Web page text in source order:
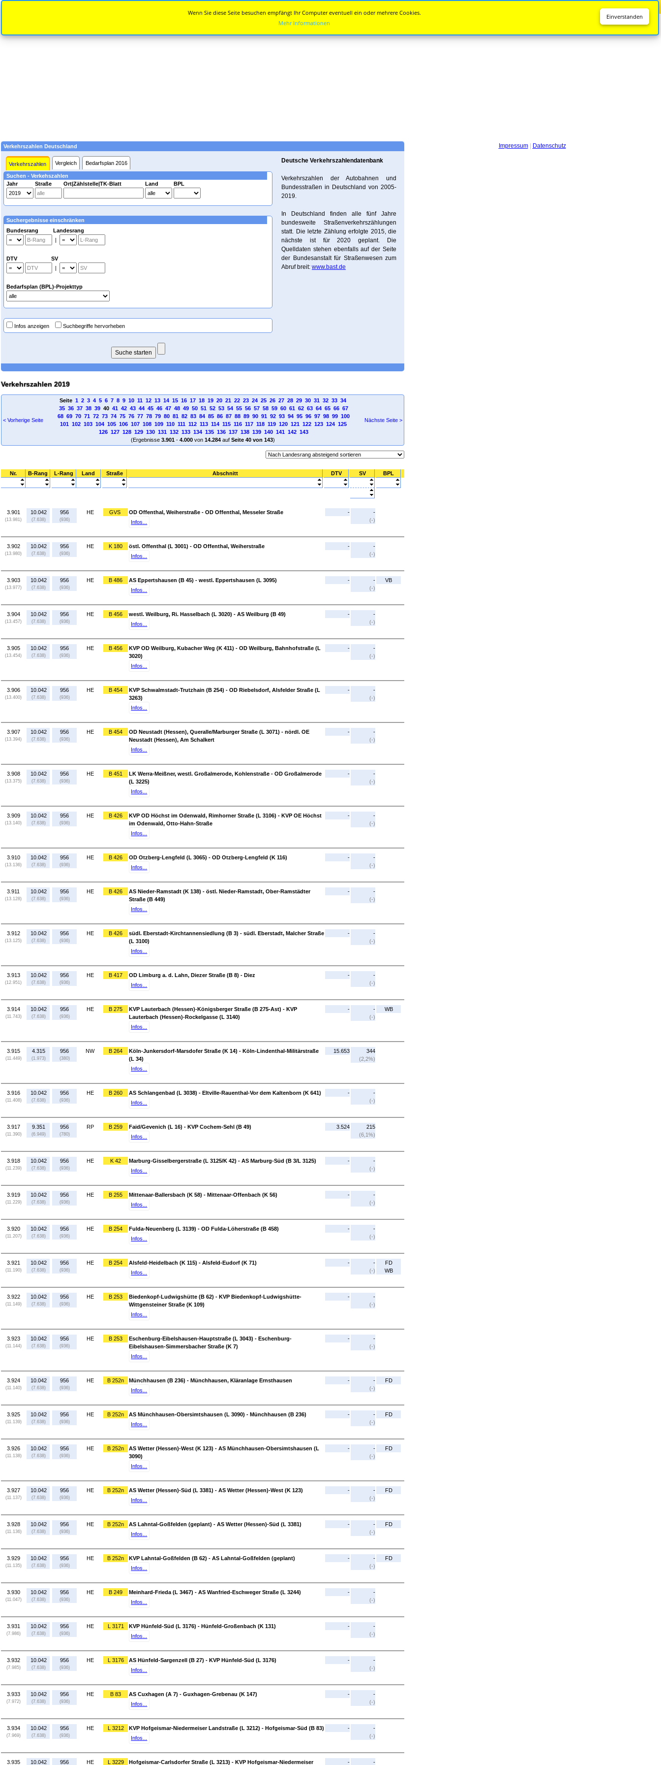
Verkehrszahlen Deutschland
Verkehrszahlen Vergleich Bedarfsplan 2016
Suchen - Verkehszahlen
Jahr
Straße Ort|Zählstelle|TK-Blatt Land BPL
Suchergebnisse einschränken
Bundesrang Landesrang
|
DTV SV
|
Bedarfsplan (BPL)-Projekttyp
Infos anzeigen Suchbegriffe hervorheben
Deutsche Verkehrszahlendatenbank
Verkehrszahlen der Autobahnen und
Bundesstraßen in Deutschland von 2005-
2019.
In Deutschland finden alle fünf Jahre
bundesweite Straßenverkehrszählungen
statt. Die letzte Zählung erfolgte 2015, die
nächste ist für 2020 geplant. Die
Quelldaten stehen ebenfalls auf der Seite
der Bundesanstalt für Straßenwesen zum
Abruf breit: www.bast.de
Verkehrszahlen 2019
< Vorherige Seite
Seite 1 2 3 4 5 6 7 8 9 10 11 12 13 14 15 16 17 18 19 20 21 22 23 24 25 26 27 28 29 30 31 32 33 34
35 36 37 38 3940 41 42 43 44 45 46 47 48 49 50 51 52 53 54 55 56 57 58 59 60 61 62 63 64 65 66 67
68 69 70 71 72 73 74 75 76 77 78 79 80 81 82 83 84 85 86 87 88 89 90 91 92 93 94 95 96 97 98 99 100
101 102 103 104 105 106 107 108 109 110 111 112 113 114 115 116 117 118 119 120 121 122 123 124 125
126 127 128 129 130 131 132 133 134 135 136 137 138 139 140 141 142 143
(Ergebnisse 3.901- 4.000von 14.284auf Seite 40 von 143)
Nächste Seite >
Nr. B-Rang L-Rang Land Straße Abschnitt DTV SV BPL
3.901
(13.981)
10.042
(7.638)
956
(936)
HE GVS
OD Offenthal, Weiherstraße - OD Offenthal, Messeler Straße
Infos...
-
-
(-)
3.902
(13.980)
10.042
(7.638)
956
(936)
HE K 180
östl. Offenthal (L 3001) - OD Offenthal, Weiherstraße
Infos...
-
-
(-)
3.903
(13.977)
10.042
(7.638)
956
(936)
HE B 486
AS Eppertshausen (B 45) - westl. Eppertshausen (L 3095)
Infos...
-
-
(-)
VB
3.904
(13.457)
10.042
(7.638)
956
(936)
HE B 456
westl. Weilburg, Ri. Hasselbach (L 3020) - AS Weilburg (B 49)
Infos...
-
-
(-)
3.905
(13.454)
10.042
(7.638)
956
(936)
HE B 456
KVP OD Weilburg, Kubacher Weg (K 411) - OD Weilburg, Bahnhofstraße (L
3020)
Infos...
-
-
(-)
3.906
(13.400)
10.042
(7.638)
956
(936)
HE B 454
KVP Schwalmstadt-Trutzhain (B 254) - OD Riebelsdorf, Alsfelder Straße (L
3263)
Infos...
-
-
(-)
3.907
(13.394)
10.042
(7.638)
956
(936)
HE B 454
OD Neustadt (Hessen), Queralle/Marburger Straße (L 3071) - nördl. OE
Neustadt (Hessen), Am Schalkert
Infos...
-
-
(-)
3.908
(13.375)
10.042
(7.638)
956
(936)
HE B 451
LK Werra-Meißner, westl. Großalmerode, Kohlenstraße - OD Großalmerode
(L 3225)
Infos...
-
-
(-)
3.909
(13.140)
10.042
(7.638)
956
(936)
HE B 426
KVP OD Höchst im Odenwald, Rimhorner Straße (L 3106) - KVP OE Höchst
im Odenwald, Otto-Hahn-Straße
Infos...
-
-
(-)
3.910
(13.136)
10.042
(7.638)
956
(936)
HE B 426
OD Otzberg-Lengfeld (L 3065) - OD Otzberg-Lengfeld (K 116)
Infos...
-
-
(-)
3.911
(13.128)
10.042
(7.638)
956
(936)
HE B 426
AS Nieder-Ramstadt (K 138) - östl. Nieder-Ramstadt, Ober-Ramstädter
Straße (B 449)
Infos...
-
-
(-)
3.912
(13.125)
10.042
(7.638)
956
(936)
HE B 426
südl. Eberstadt-Kirchtannensiedlung (B 3) - südl. Eberstadt, Malcher Straße
(L 3100)
Infos...
-
-
(-)
3.913
(12.951)
10.042
(7.638)
956
(936)
HE B 417
OD Limburg a. d. Lahn, Diezer Straße (B 8) - Diez
Infos...
-
-
(-)
3.914
(11.743)
10.042
(7.638)
956
(936)
HE B 275
KVP Lauterbach (Hessen)-Königsberger Straße (B 275-Ast) - KVP
Lauterbach (Hessen)-Rockelgasse (L 3140)
Infos...
-
-
(-)
WB
3.915
(11.449)
4.315
(1.973)
956
(380)
NW B 264
Köln-Junkersdorf-Marsdofer Straße (K 14) - Köln-Lindenthal-Militärstraße
(L 34)
Infos...
15.653
344
(2,2%)
3.916
(11.408)
10.042
(7.638)
956
(936)
HE B 260
AS Schlangenbad (L 3038) - Eltville-Rauenthal-Vor dem Kaltenborn (K 641)
Infos...
-
-
(-)
3.917
(11.390)
9.351
(6.949)
956
(780)
RP B 259
Faid/Gevenich (L 16) - KVP Cochem-Sehl (B 49)
Infos...
3.524
215
(6,1%)
3.918
(11.239)
10.042
(7.638)
956
(936)
HE K 42
Marburg-Gisselbergerstraße (L 3125/K 42) - AS Marburg-Süd (B 3/L 3125)
Infos...
-
-
(-)
3.919
(11.229)
10.042
(7.638)
956
(936)
HE B 255
Mittenaar-Ballersbach (K 58) - Mittenaar-Offenbach (K 56)
Infos...
-
-
(-)
3.920
(11.207)
10.042
(7.638)
956
(936)
HE B 254
Fulda-Neuenberg (L 3139) - OD Fulda-Löherstraße (B 458)
Infos...
-
-
(-)
3.921
(11.190)
10.042
(7.638)
956
(936)
HE B 254
Alsfeld-Heidelbach (K 115) - Alsfeld-Eudorf (K 71)
Infos...
-
-
(-)
FD
WB
3.922
(11.149)
10.042
(7.638)
956
(936)
HE B 253
Biedenkopf-Ludwigshütte (B 62) - KVP Biedenkopf-Ludwigshütte-
Wittgensteiner Straße (K 109)
Infos...
-
-
(-)
3.923
(11.144)
10.042
(7.638)
956
(936)
HE B 253
Eschenburg-Eibelshausen-Hauptstraße (L 3043) - Eschenburg-
Eibelshausen-Simmersbacher Straße (K 7)
Infos...
-
-
(-)
3.924
(11.140)
10.042
(7.638)
956
(936)
HE B 252n
Münchhausen (B 236) - Münchhausen, Kläranlage Ernsthausen
Infos...
-
-
(-)
FD
3.925
(11.139)
10.042
(7.638)
956
(936)
HE B 252n
AS Münchhausen-Obersimtshausen (L 3090) - Münchhausen (B 236)
Infos...
-
-
(-)
FD
3.926
(11.138)
10.042
(7.638)
956
(936)
HE B 252n
AS Wetter (Hessen)-West (K 123) - AS Münchhausen-Obersimtshausen (L
3090)
Infos...
-
-
(-)
FD
3.927
(11.137)
10.042
(7.638)
956
(936)
HE B 252n
AS Wetter (Hessen)-Süd (L 3381) - AS Wetter (Hessen)-West (K 123)
Infos...
-
-
(-)
FD
3.928
(11.136)
10.042
(7.638)
956
(936)
HE B 252n
AS Lahntal-Goßfelden (geplant) - AS Wetter (Hessen)-Süd (L 3381)
Infos...
-
-
(-)
FD
3.929
(11.135)
10.042
(7.638)
956
(936)
HE B 252n
KVP Lahntal-Goßfelden (B 62) - AS Lahntal-Goßfelden (geplant)
Infos...
-
-
(-)
FD
3.930
(11.047)
10.042
(7.638)
956
(936)
HE B 249
Meinhard-Frieda (L 3467) - AS Wanfried-Eschweger Straße (L 3244)
Infos...
-
-
(-)
3.931
(7.986)
10.042
(7.638)
956
(936)
HE L 3171
KVP Hünfeld-Süd (L 3176) - Hünfeld-Großenbach (K 131)
Infos...
-
-
(-)
3.932
(7.985)
10.042
(7.638)
956
(936)
HE L 3176
AS Hünfeld-Sargenzell (B 27) - KVP Hünfeld-Süd (L 3176)
Infos...
-
-
(-)
3.933
(7.972)
10.042
(7.638)
956
(936)
HE B 83
AS Cuxhagen (A 7) - Guxhagen-Grebenau (K 147)
Infos...
-
-
(-)
3.934
(7.969)
10.042
(7.638)
956
(936)
HE L 3212
KVP Hofgeismar-Niedermeiser Landstraße (L 3212) - Hofgeismar-Süd (B 83)
Infos...
-
-
(-)
3.935 10.042 956 HE L 3229 Hofgeismar-Carlsdorfer Straße (L 3213) - KVP Hofgeismar-Niedermeiser - -
Impressum| Datenschutz
Einverstanden
Wenn Sie diese Seite besuchen empfängt Ihr Computer eventuell ein oder mehrere Cookies.
Mehr Informationen